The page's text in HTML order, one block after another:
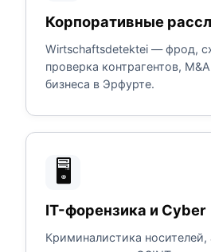
Корпоративные
Wirtschaftsdetektei — фрод,
проверка контрагентов,
бизнеса в Эрфурте.
🖥️
IT-форензика и Cyber
Криминалистика носителей,